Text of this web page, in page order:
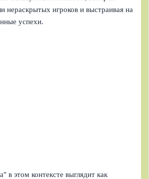
нераскрытых игроков и выстраивая на
успехи.
в этом контексте выглядит как